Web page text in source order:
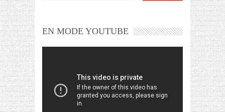
EN MODE YOUTUBE